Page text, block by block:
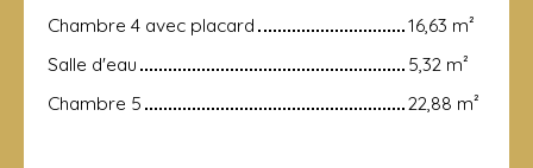
Chambre 4 avec placard
16,63 m²
Salle d'eau
5,32 m²
Chambre 5
22,88 m²